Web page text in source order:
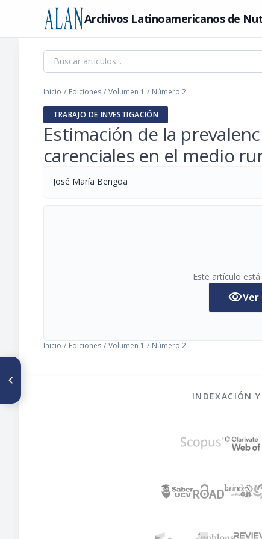
Archivos Latinoamericanos de
Inicio / Ediciones / Volumen 1 / Número 2
TRABAJO DE INVESTIGACIÓN
Estimación de la
carenciales en el medio
José María Bengoa
Este artículo
visibilityVer
Inicio / Ediciones / Volumen 1 / Número 2
INDEXACIÓN